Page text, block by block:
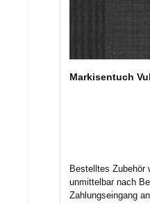
Markisentuch
Bestelltes Zubehör
unmittelbar nach
Zahlungseingang